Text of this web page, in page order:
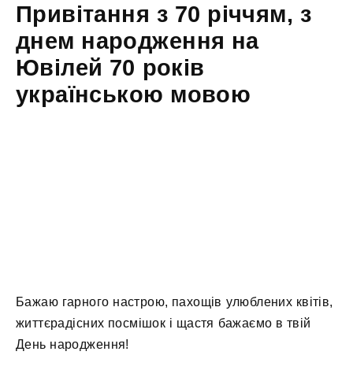
Привітання з 70 річчям, з
днем народження на
Ювілей 70 років
українською мовою
Бажаю гарного настрою, пахощів улюблених квітів,
життєрадісних посмішок і щастя бажаємо в твій
День народження!